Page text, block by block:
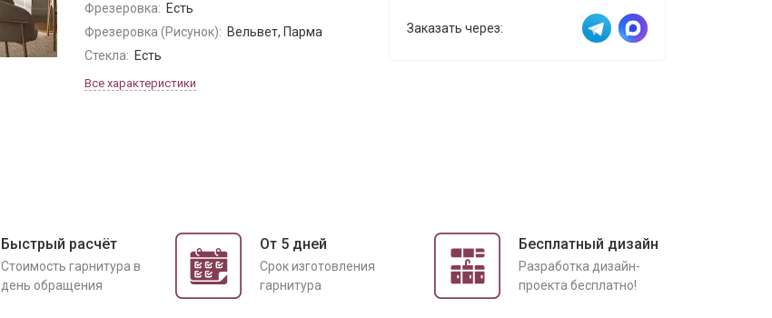
Фрезеровка: Есть
Фрезеровка (Рисунок): Вельвет, Парма
Стекла: Есть
Все характеристики
Заказать через:
Быстрый расчёт
Cтоимость гарнитура в
день обращения
От 5 дней
Срок изготовления
гарнитура
Бесплатный дизайн
Разработка дизайн-
проекта бесплатно!